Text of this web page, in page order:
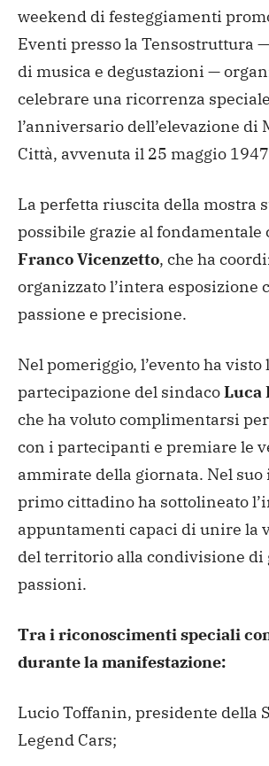
weekend di festeggiamenti
Eventi presso la Tensostruttura
di musica e degustazioni —
celebrare una ricorrenza
l’anniversario dell’elevazione di
Città, avvenuta il 25 maggio
La perfetta riuscita della mostra
possibile grazie al
Franco Vicenzetto, che ha
organizzato l’intera esposizione
passione e precisione.
Nel pomeriggio, l’evento ha visto
partecipazione del sindacoLuca
che ha voluto complimentarsi
con i partecipanti e premiare le
ammirate della giornata. Nel
primo cittadino ha sottolineato
appuntamenti capaci di unire la
del territorio alla condivisione di
passioni.
Tra i riconoscimenti speciali
durante la manifestazione:
Lucio Toffanin, presidente della
Legend Cars;